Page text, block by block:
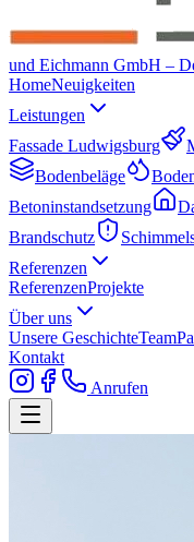
und Eichmann GmbH –
HomeNeuigkeiten
Leistungen
Fassade Ludwigsburg
Bodenbeläge
Betoninstandsetzung
Brandschutz
Referenzen
ReferenzenProjekte
Über uns
Unsere GeschichteTeam
Kontakt
Anrufen